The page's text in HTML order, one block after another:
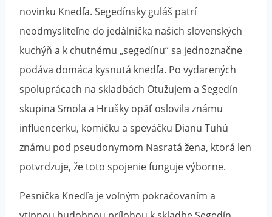
novinku Knedľa. Segedínsky guláš patrí
neodmysliteľne do jedálnička našich slovenských
kuchýň a k chutnému „segedínu“ sa jednoznačne
podáva domáca kysnutá knedľa. Po vydarených
spoluprácach na skladbách Otužujem a Segedín
skupina Smola a Hrušky opäť oslovila známu
influencerku, komičku a speváčku Dianu Tuhú
známu pod pseudonymom Nasratá žena, ktorá len
potvrdzuje, že toto spojenie funguje výborne.
Pesnička Knedľa je voľným pokračovaním a